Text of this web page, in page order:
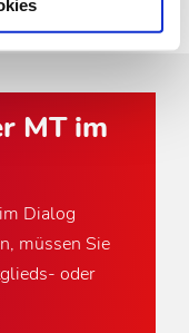
MT im
Dialog
müssen Sie
oder